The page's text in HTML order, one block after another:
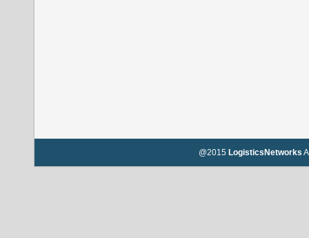
@2015 LogisticsNetworks